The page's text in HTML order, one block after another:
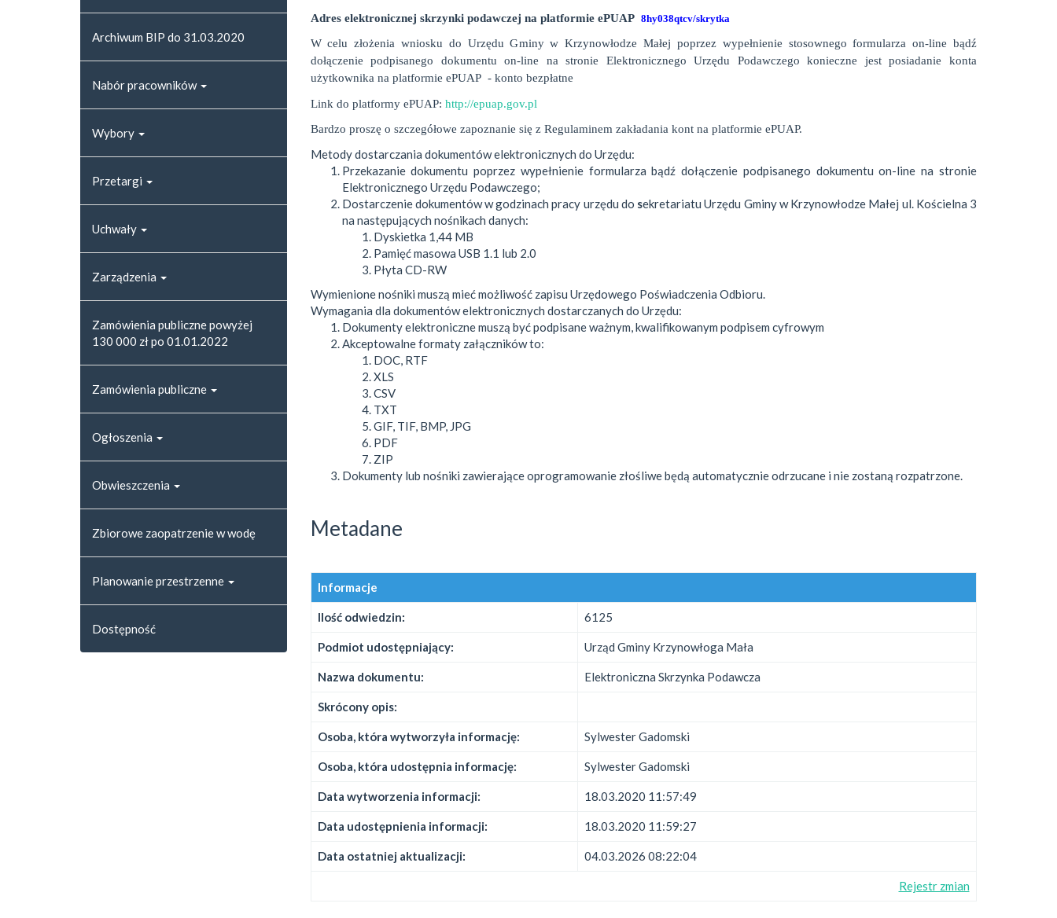
Archiwum BIP do 31.03.2020
Nabór pracowników
Wybory
Przetargi
Uchwały
Zarządzenia
Zamówienia publiczne powyżej
130 000 zł po 01.01.2022
Zamówienia publiczne
Ogłoszenia
Obwieszczenia
Zbiorowe zaopatrzenie w wodę
Planowanie przestrzenne
Dostępność
Adres elektronicznej skrzynki podawczej na platformie ePUAP 8hy038qtcv/skrytka
W celu złożenia wniosku do Urzędu Gminy w Krzynowłodze Małej poprzez wypełnienie stosownego formularza on-line bądź
dołączenie podpisanego dokumentu on-line na stronie Elektronicznego Urzędu Podawczego konieczne jest posiadanie konta
użytkownika na platformie ePUAP - konto bezpłatne
Link do platformy ePUAP: http://epuap.gov.pl
Bardzo proszę o szczegółowe zapoznanie się z Regulaminem zakładania kont na platformie ePUAP.
Metody dostarczania dokumentów elektronicznych do Urzędu:
Przekazanie dokumentu poprzez wypełnienie formularza bądź dołączenie podpisanego dokumentu on-line na stronie
Elektronicznego Urzędu Podawczego;
Dostarczenie dokumentów w godzinach pracy urzędu do sekretariatu Urzędu Gminy w Krzynowłodze Małej ul. Kościelna 3
na następujących nośnikach danych:
Dyskietka 1,44 MB
Pamięć masowa USB 1.1 lub 2.0
Płyta CD-RW
Wymienione nośniki muszą mieć możliwość zapisu Urzędowego Poświadczenia Odbioru.
Wymagania dla dokumentów elektronicznych dostarczanych do Urzędu:
Dokumenty elektroniczne muszą być podpisane ważnym, kwalifikowanym podpisem cyfrowym
Akceptowalne formaty załączników to:
DOC, RTF
XLS
CSV
TXT
GIF, TIF, BMP, JPG
PDF
ZIP
Dokumenty lub nośniki zawierające oprogramowanie złośliwe będą automatycznie odrzucane i nie zostaną rozpatrzone.
Metadane
Informacje
Ilość odwiedzin: 6125
Podmiot udostępniający: Urząd Gminy Krzynowłoga Mała
Nazwa dokumentu: Elektroniczna Skrzynka Podawcza
Skrócony opis:
Osoba, która wytworzyła informację: Sylwester Gadomski
Osoba, która udostępnia informację: Sylwester Gadomski
Data wytworzenia informacji: 18.03.2020 11:57:49
Data udostępnienia informacji: 18.03.2020 11:59:27
Data ostatniej aktualizacji: 04.03.2026 08:22:04
Rejestr zmian